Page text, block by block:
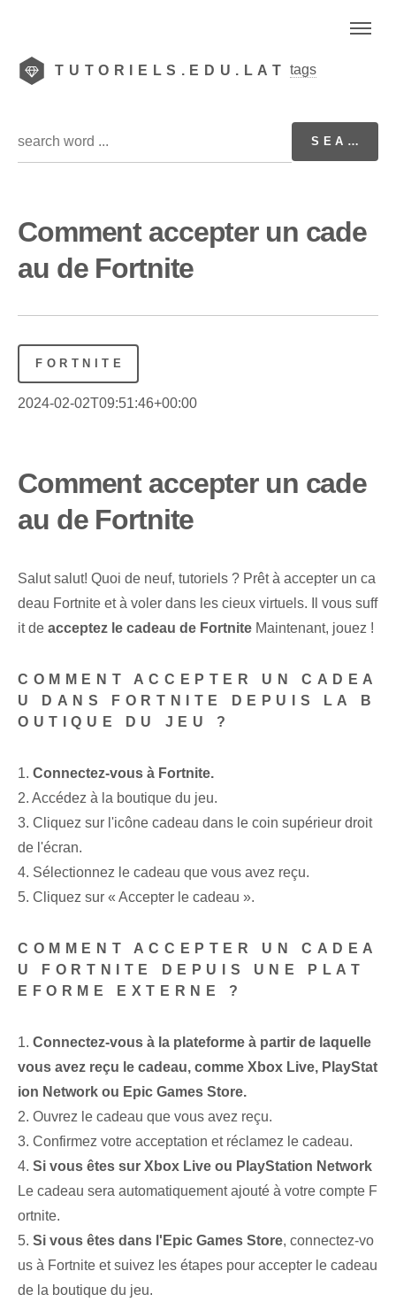
TUTORIELS.EDU.LAT tags
Comment accepter un cade
au de Fortnite
FORTNITE
2024-02-02T09:51:46+00:00
Comment accepter un cade
au de Fortnite
Salut salut! Quoi de neuf, tutoriels ? Prêt à accepter un ca
deau Fortnite et à voler dans les cieux virtuels. Il vous suff
it de acceptez le cadeau ‌de Fortnite Maintenant, jouez !
COMMENT ACCEPTER UN CADEA
U DANS FORTNITE DEPUIS LA B
OUTIQUE DU JEU ?
1. Connectez-vous à Fortnite.
2. Accédez à la boutique du jeu.
3. Cliquez sur l'icône cadeau dans le coin supérieur droit
de l'écran.
4. ‌Sélectionnez le cadeau que vous avez reçu.
5. Cliquez sur « Accepter le cadeau ».
COMMENT ACCEPTER UN CADEA
U FORTNITE DEPUIS UNE PLAT
EFORME EXTERNE ?
1. Connectez-vous à la plateforme à partir de laquelle
vous avez reçu le cadeau, comme Xbox Live, PlayStat
ion Network ou Epic Games Store.
2. Ouvrez le cadeau que vous avez reçu.
3. Confirmez votre acceptation et réclamez le cadeau.
4. Si vous êtes sur Xbox Live ou PlayStation Network
Le cadeau sera automatiquement ajouté à votre compte F
ortnite.
5. Si vous êtes dans l'Epic Games‌ Store,⁣ connectez-vo
us ⁢à Fortnite et⁤ suivez les étapes pour ‌accepter le cadeau
de la boutique du jeu.